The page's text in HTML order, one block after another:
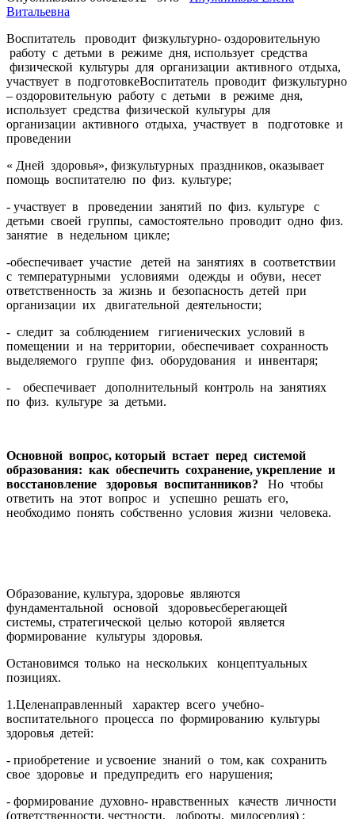
Витальевна
Воспитатель проводит физкультурно- оздоровительную
работу с детьми в режиме дня, использует средства
физической культуры для организации активного отдыха,
участвует в подготовкеВоспитатель проводит физкультурно
– оздоровительную работу с детьми в режиме дня,
использует средства физической культуры для
организации активного отдыха, участвует в подготовке и
проведении
« Дней здоровья», физкультурных праздников, оказывает
помощь воспитателю по физ. культуре;
- участвует в проведении занятий по физ. культуре с
детьми своей группы, самостоятельно проводит одно физ.
занятие в недельном цикле;
-обеспечивает участие детей на занятиях в соответствии
с температурными условиями одежды и обуви, несет
ответственность за жизнь и безопасность детей при
организации их двигательной деятельности;
- следит за соблюдением гигиенических условий в
помещении и на территории, обеспечивает сохранность
выделяемого группе физ. оборудования и инвентаря;
- обеспечивает дополнительный контроль на занятиях
по физ. культуре за детьми.
Основной вопрос, который встает перед системой
образования: как обеспечить сохранение, укрепление и
восстановление здоровья воспитанников? Но чтобы
ответить на этот вопрос и успешно решать его,
необходимо понять собственно условия жизни человека.
Образование, культура, здоровье являются
фундаментальной основой здоровьесберегающей
системы, стратегической целью которой является
формирование культуры здоровья.
Остановимся только на нескольких концептуальных
позициях.
1.Целенаправленный характер всего учебно-
воспитательного процесса по формированию культуры
здоровья детей:
- приобретение и усвоение знаний о том, как сохранить
свое здоровье и предупредить его нарушения;
- формирование духовно- нравственных качеств личности
(ответственности, честности, доброты, милосердия) ;